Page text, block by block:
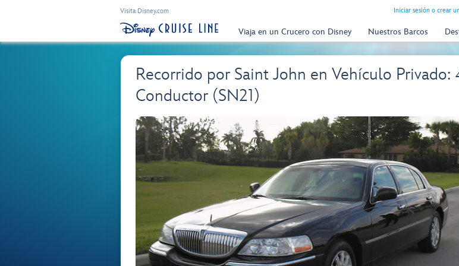
Visita Disney.com Iniciar sesión o crear
Viaja en un Crucero con Disney Nuestros Barcos
Recorrido por Saint John en Vehículo
Conductor (SN21)